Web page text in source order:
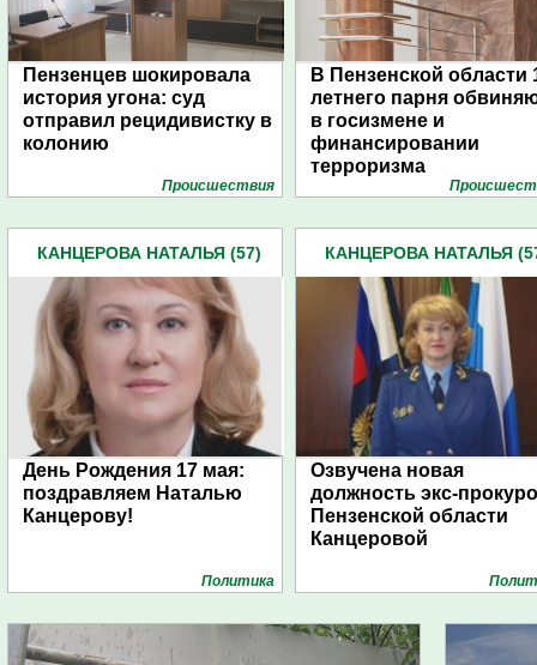
Пензенцев шокировала
история угона: суд
отправил рецидивистку в
колонию
Проиcшествия
В Пензенской области
летнего парня
в госизмене и
финансировании
терроризма
КАНЦЕРОВА НАТАЛЬЯ (57)
День Рождения 17 мая:
поздравляем Наталью
Канцерову!
Политика
КАНЦЕРОВА НАТАЛЬЯ
Озвучена новая
должность экс-
Пензенской области
Канцеровой